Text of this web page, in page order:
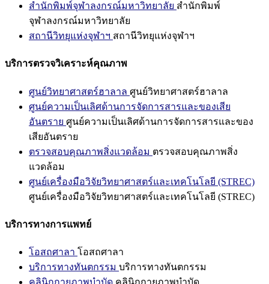
สำนักพิมพ์จุฬาลงกรณ์มหาวิทยาลัย สำนักพิมพ์
จุฬาลงกรณ์มหาวิทยาลัย
สถานีวิทยุแห่งจุฬาฯ สถานีวิทยุแห่งจุฬาฯ
บริการตรวจวิเคราะห์คุณภาพ
ศูนย์วิทยาศาสตร์ฮาลาล ศูนย์วิทยาศาสตร์ฮาลาล
ศูนย์ความเป็นเลิศด้านการจัดการสารและของเสีย
อันตราย ศูนย์ความเป็นเลิศด้านการจัดการสารและของ
เสียอันตราย
ตรวจสอบคุณภาพสิ่งแวดล้อม ตรวจสอบคุณภาพสิ่ง
แวดล้อม
ศูนย์เครื่องมือวิจัยวิทยาศาสตร์และเทคโนโลยี (STREC)
ศูนย์เครื่องมือวิจัยวิทยาศาสตร์และเทคโนโลยี (STREC)
บริการทางการแพทย์
โอสถศาลา โอสถศาลา
บริการทางทันตกรรม บริการทางทันตกรรม